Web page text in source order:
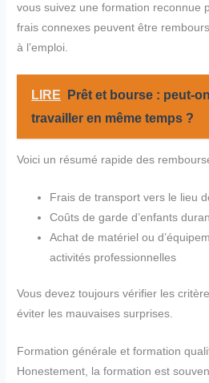
vous suivez une formation reconnue
frais connexes peuvent être
à l’emploi.
LIRE
Prêt et bourse : peut-on
travailler en même temps ?
Voici un résumé rapide des
Frais de transport vers le lieu
Coûts de garde d’enfants
Achat de matériel ou
activités professionnelles
Vous devez toujours vérifier les
éviter les mauvaises surprises.
Formation générale et formation
Honestement, la formation est